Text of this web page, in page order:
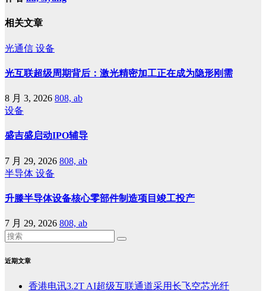
相关文章
光通信 设备
光互联超级周期背后：激光精密加工正在成为隐形刚需
8 月 3, 2026 808, ab
设备
盛吉盛启动IPO辅导
7 月 29, 2026 808, ab
半导体 设备
升滕半导体设备核心零部件制造项目竣工投产
7 月 29, 2026 808, ab
近期文章
香港电讯3.2T AI超级互联通道采用长飞空芯光纤